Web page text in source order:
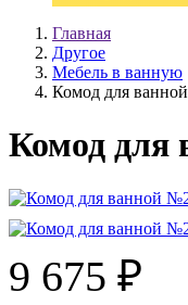
Главная
Другое
Мебель в ванную
Комод для
Комод для
9 675 ₽